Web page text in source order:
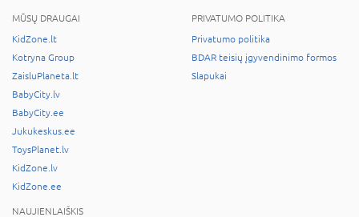
MŪSŲ DRAUGAI
KidZone.lt
Kotryna Group
ZaisluPlaneta.lt
BabyCity.lv
BabyCity.ee
Jukukeskus.ee
ToysPlanet.lv
KidZone.lv
KidZone.ee
PRIVATUMO POLITIKA
Privatumo politika
BDAR teisių įgyvendinimo formos
Slapukai
NAUJIENLAIŠKIS